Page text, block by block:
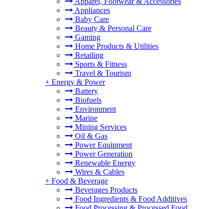
Appliances
Baby Care
Beauty & Personal Care
Gaming
Home Products & Utilities
Retailing
Sports & Fitness
Travel & Tourism
+ Energy & Power
Battery
Biofuels
Environment
Marine
Mining Services
Oil & Gas
Power Equipment
Power Generation
Renewable Energy
Wires & Cables
+ Food & Beverage
Beverages Products
Food Ingredients & Food Additives